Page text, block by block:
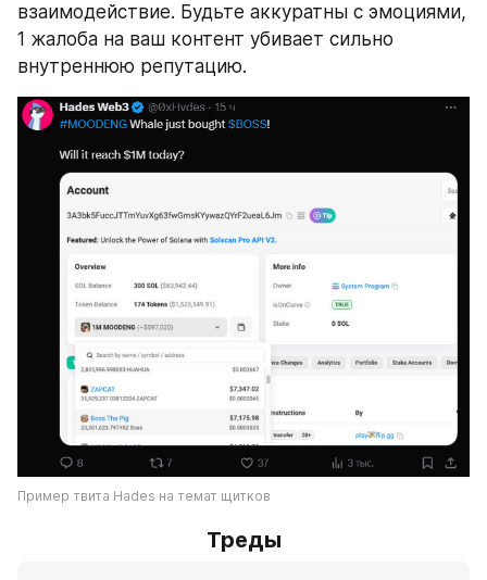
взаимодействие. Будьте аккуратны с эмоциями,
1 жалоба на ваш контент убивает сильно
внутреннюю репутацию.
Пример твита Hades на темат щитков
Треды